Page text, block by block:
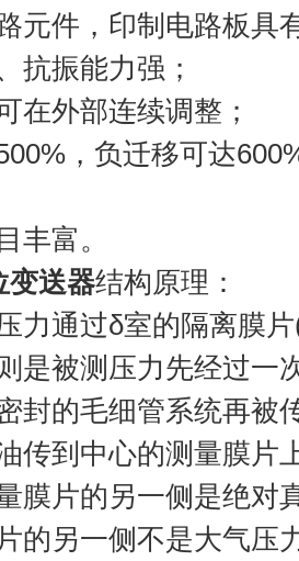
元件，印制电路板具
抗振能力强；
在外部连续调整；
，负迁移可达
丰富。
变送器结构原理：
力通过δ室的隔离膜
是被测压力先经过一
封的毛细管系统再被
传到中心的测量膜片
膜片的另一侧是绝对
的另一侧不是大气压